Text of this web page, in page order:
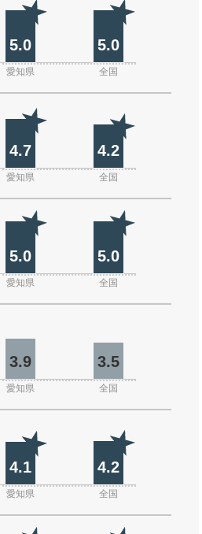
5.0 5.0
愛知県 全国
4.7 4.2
愛知県 全国
5.0 5.0
愛知県 全国
3.9 3.5
愛知県 全国
4.1 4.2
愛知県 全国